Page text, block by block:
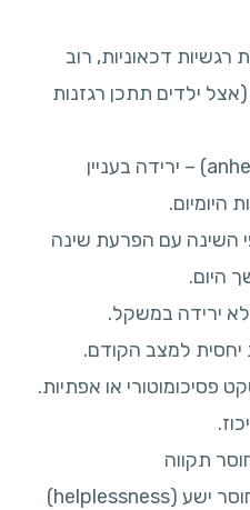
רגשיות דכאוניות, רוב
ילדים תתכן רגזנות
חוסר הנאה (anhedonia) – ירידה בעניין
היומיום.
השינה עם הפרעת שינה
היום.
ירידה במשקל.
יחסית למצב הקודם.
פסיכומוטורי או אפתיות.
תקווה
(hopelessness), חוסר ישע (helplessness)